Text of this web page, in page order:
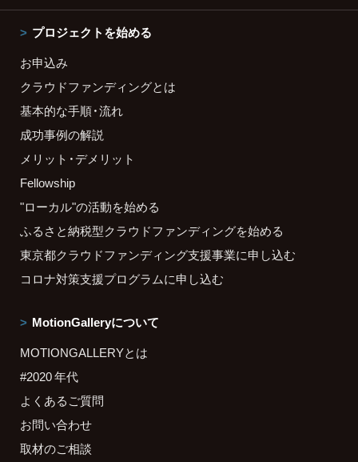
プロジェクトを始める
お申込み
クラウドファンディングとは
基本的な手順・流れ
成功事例の解説
メリット・デメリット
Fellowship
"ローカル"の活動を始める
ふるさと納税型クラウドファンディングを始める
東京都クラウドファンディング支援事業に申し込む
コロナ対策支援プログラムに申し込む
MotionGalleryについて
MOTIONGALLERYとは
#2020 年代
よくあるご質問
お問い合わせ
取材のご相談